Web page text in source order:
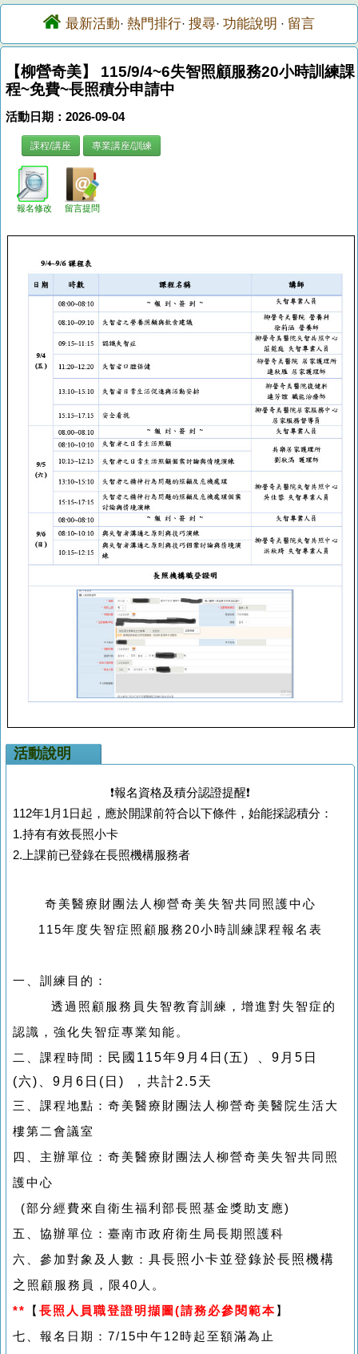
最新活動· 熱門排行· 搜尋· 功能說明 · 留言
【柳營奇美】 115/9/4~6失智照顧服務20小時訓練課
程~免費~長照積分申請中
活動日期：2026-09-04
課程/講座 專業講座/訓練
報名修改 留言提問
活動說明
❗️報名資格及積分認證提醒❗️
112年1月1日起，應於開課前符合以下條件，始能採認積分：
1.持有有效長照小卡
2.上課前已登錄在長照機構服務者
奇美醫療財團法人柳營奇美失智共同照護中心
115年度失智症照顧服務20小時訓練課程報名表
一、訓練目的：
透過照顧服務員失智教育訓練，增進對失智症的
認識，強化失智症專業知能。
二、課程時間：
民國 115年9 月4 日 (五) 、9 月5 日
(六) 、9 月6 日 ( 日 ) ，共計2.5天
三、課程地點：奇美醫療財團法人柳營奇美醫院生活大
樓第二會議室
四、主辦單位：奇美醫療財團法人柳營奇美失智共同照
護中心
(部分經費來自衛生福利部長照基金獎助支應)
五、協辦單位：臺南市政府衛生局長期照護科
六、參加對象及人數：具長照小卡並登錄於長照機構
之 照顧服務員，限40人。
**
【 長照人員職登證明擷圖(請務必參閱範本】
七、報名日期：7/15中午12時起至額滿為止